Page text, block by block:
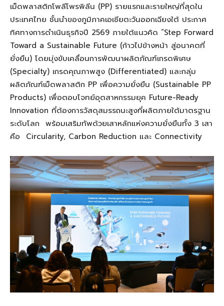
เม็ดพลาสติกโพลีโพรพิลีน (PP) รายแรกและรายใหญ่ที่สุดใน
ประเทศไทย ชั้นนำของภูมิภาคเอเชียตะวันออกเฉียงใต้ ประกาศ
ทิศทางการดำเนินธุรกิจปี 2569 ภายใต้แนวคิด “Step Forward
Toward a Sustainable Future (ก้าวไปข้างหน้า สู่อนาคตที่
ยั่งยืน) โดยมุ่งขับเคลื่อนการพัฒนาผลิตภัณฑ์เกรดพิเศษ
(Specialty) เกรดคุณภาพสูง (Differentiated) และกลุ่ม
ผลิตภัณฑ์เม็ดพลาสติก PP เพื่อความยั่งยืน (Sustainable PP
Products) เพื่อตอบโจทย์อุตสาหกรรมยุค Future-Ready
Innovation ที่ต้องการวัสดุสมรรถนะสูงที่ผลิตภายใต้มาตรฐาน
ระดับโลก พร้อมเสริมทัพด้วยเสาหลักแห่งความยั่งยืนทั้ง 3 เสา
คือ Circularity, Carbon Reduction และ Connectivity